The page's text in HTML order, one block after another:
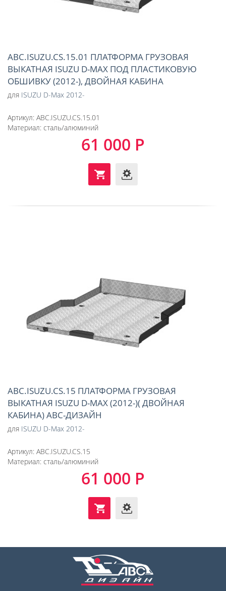
ABC.ISUZU.CS.15.01 ПЛАТФОРМА ГРУЗОВАЯ
ВЫКАТНАЯ ISUZU D-MAX ПОД ПЛАСТИКОВУЮ
ОБШИВКУ (2012-), ДВОЙНАЯ КАБИНА
для ISUZU D-Max 2012-
Артикул: ABC.ISUZU.CS.15.01
Материал: сталь/алюминий
61 000 Р
ABC.ISUZU.CS.15 ПЛАТФОРМА ГРУЗОВАЯ
ВЫКАТНАЯ ISUZU D-MAX (2012-)( ДВОЙНАЯ
КАБИНА) АВС-ДИЗАЙН
для ISUZU D-Max 2012-
Артикул: ABC.ISUZU.CS.15
Материал: сталь/алюминий
61 000 Р